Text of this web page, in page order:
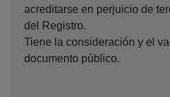
acreditarse en perjuicio de
del Registro.
Tiene la consideración y el
documento público.